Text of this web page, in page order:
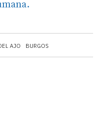
AJO BURGOS